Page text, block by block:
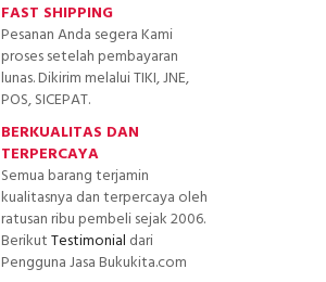
FAST SHIPPING
Pesanan Anda segera Kami
proses setelah pembayaran
lunas. Dikirim melalui TIKI, JNE,
POS, SICEPAT.
BERKUALITAS DAN
TERPERCAYA
Semua barang terjamin
kualitasnya dan terpercaya oleh
ratusan ribu pembeli sejak 2006.
BerikutTestimonial dari
Pengguna Jasa Bukukita.com